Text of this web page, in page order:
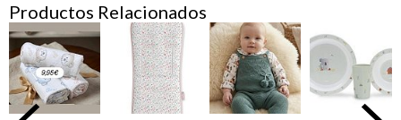
Productos Relacionados